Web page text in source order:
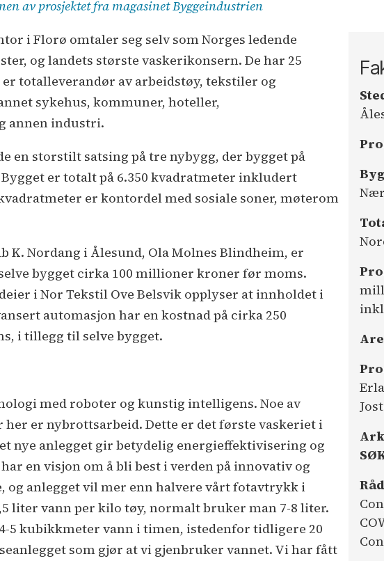
av prosjektet fra magasinet Byggeindustrien
i Florø omtaler seg selv som Norges ledende
og landets største vaskerikonsern. De har 25
totalleverandør av arbeidstøy, tekstiler og
sykehus, kommuner, hoteller,
annen industri.
en storstilt satsing på tre nybygg, der bygget på
er totalt på 6.350 kvadratmeter inkludert
er kontordel med sosiale soner, møterom
K. Nordang i Ålesund, Ola Molnes Blindheim, er
bygget cirka 100 millioner kroner før moms.
i Nor Tekstil Ove Belsvik opplyser at innholdet i
automasjon har en kostnad på cirka 250
i tillegg til selve bygget.
med roboter og kunstig intelligens. Noe av
er nybrottsarbeid. Dette er det første vaskeriet i
nye anlegget gir betydelig energieffektivisering og
en visjon om å bli best i verden på innovativ og
anlegget vil mer enn halvere vårt fotavtrykk i
liter vann per kilo tøy, normalt bruker man 7-8 liter.
5 kubikkmeter vann i timen, istedenfor tidligere 20
som gjør at vi gjenbruker vannet. Vi har fått